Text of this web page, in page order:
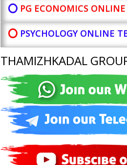
⭕ PG ECONOMICS
⭕ PSYCHOLOGY ONLINE
THAMIZHKADAL